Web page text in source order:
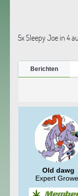
5x Sleepy Joe in 4
Berichten
Old dawg
Expert